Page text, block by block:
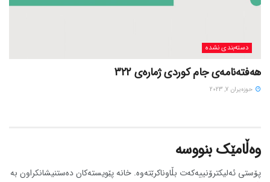
دسته‌بندی نشده
هەفتەنامەی جام کوردی ژمارەی 322
حوزه‌یران 7, 2023
وەڵامێک بنووسە
پۆستی ئەلیکترۆنییەکەت بڵاوناکرێتەوە. خانە پێویستەکان دەستنیشانکراون بە